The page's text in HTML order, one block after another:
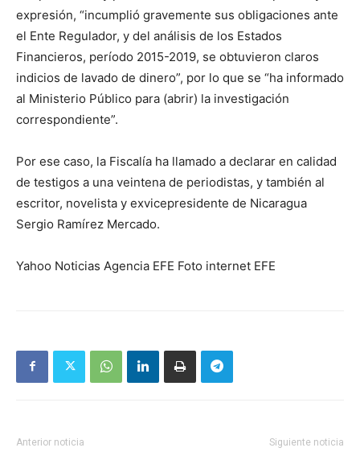
expresión, “incumplió gravemente sus obligaciones ante
el Ente Regulador, y del análisis de los Estados
Financieros, período 2015-2019, se obtuvieron claros
indicios de lavado de dinero”, por lo que se “ha informado
al Ministerio Público para (abrir) la investigación
correspondiente”.
Por ese caso, la Fiscalía ha llamado a declarar en calidad
de testigos a una veintena de periodistas, y también al
escritor, novelista y exvicepresidente de Nicaragua
Sergio Ramírez Mercado.
Yahoo Noticias Agencia EFE Foto internet EFE
Anterior noticia Siguiente noticia